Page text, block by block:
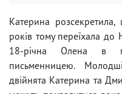
Катерина
років тому переїхала до
18-річна Олена в
письменницею.
двійнята Катерина та